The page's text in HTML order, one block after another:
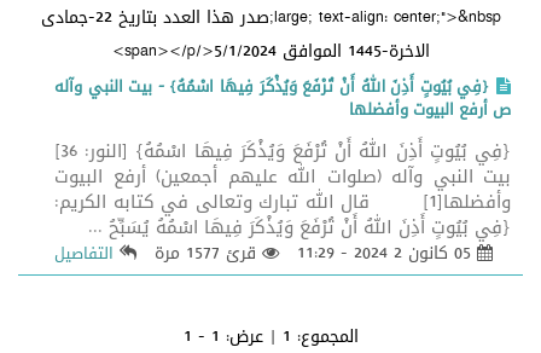
large; text-align: center;">&nbsp;صدر هذا العدد بتاريخ 22-جمادى
الاخرة-1445 الموافق 5/1/2024</span></p>
{فِي بُيُوتٍ أَذِنَ اللهُ أَنْ تُرْفَعَ وَيُذْكَرَ فِيهَا اسْمُهُ} - بيت النبي وآله
ص أرفع البيوت وأفضلها
{فِي بُيُوتٍ أَذِنَ اللهُ أَنْ تُرْفَعَ وَيُذْكَرَ فِيهَا اسْمُهُ} [النور: 36]
بيت النبي وآله (صلوات الله عليهم أجمعين) أرفع البيوت
وأفضلها[1] قال الله تبارك وتعالى في كتابه الكريم:
{فِي بُيُوتٍ أَذِنَ اللهُ أَنْ تُرْفَعَ وَيُذْكَرَ فِيهَا اسْمُهُ يُسَبِّحُ ...
قرئ 1577 مرة التفاصيل
المجموع: 1 | عرض: 1 - 1